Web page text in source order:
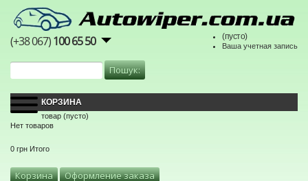
(+38 067)100 65 50 (пусто)
Ваша учетная запись
КОРЗИНА
товар (пусто)
Нет товаров
0 грн Итого
Корзина Оформление заказа